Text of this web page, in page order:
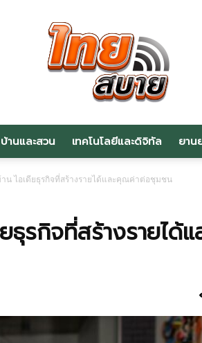
บ้านและสวน เทคโนโลยีและดิจิทัล ยาน
าน ไอเดียธุรกิจที่สร้างรายได้และคุณค่าต่อชุมชน
ธุรกิจที่สร้างรายได้แ